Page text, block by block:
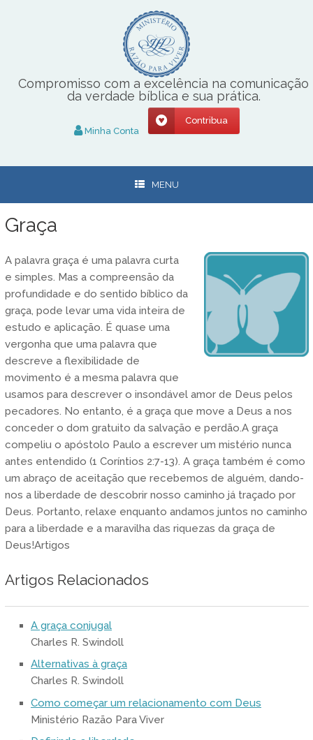
Compromisso com a excelência na comunicação
da verdade bíblica e sua prática.
Minha Conta
Contribua
MENU
Graça
A palavra graça é uma palavra curta
e simples. Mas a compreensão da
profundidade e do sentido bíblico da
graça, pode levar uma vida inteira de
estudo e aplicação. É quase uma
vergonha que uma palavra que
descreve a flexibilidade de
movimento é a mesma palavra que
usamos para descrever o insondável amor de Deus pelos
pecadores. No entanto, é a graça que move a Deus a nos
conceder o dom gratuito da salvação e perdão.A graça
compeliu o apóstolo Paulo a escrever um mistério nunca
antes entendido (1 Coríntios 2:7-13). A graça também é como
um abraço de aceitação que recebemos de alguém, dando-
nos a liberdade de descobrir nosso caminho já traçado por
Deus. Portanto, relaxe enquanto andamos juntos no caminho
para a liberdade e a maravilha das riquezas da graça de
Deus!Artigos
Artigos Relacionados
A graça conjugal
Charles R. Swindoll
Alternativas à graça
Charles R. Swindoll
Como começar um relacionamento com Deus
Ministério Razão Para Viver